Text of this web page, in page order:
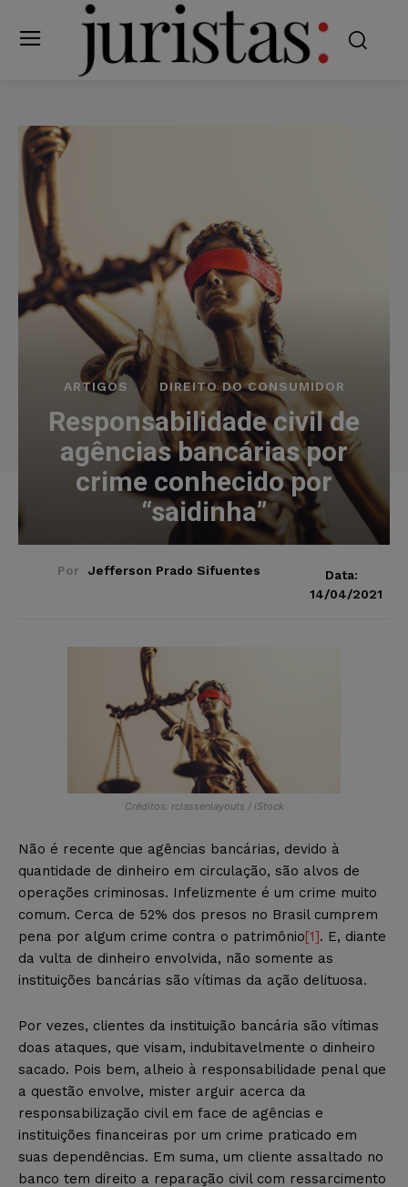
ARTIGOS DIREITO DO CONSUMIDOR
Responsabilidade civil de
agências bancárias por
crime conhecido por
“saidinha”
Por Jefferson Prado Sifuentes
Data:
14/04/2021
Créditos: rclassenlayouts / iStock
Não é recente que agências bancárias, devido à
quantidade de dinheiro em circulação, são alvos de
operações criminosas. Infelizmente é um crime muito
comum. Cerca de 52% dos presos no Brasil cumprem
pena por algum crime contra o patrimônio[1]. E, diante
da vulta de dinheiro envolvida, não somente as
instituições bancárias são vítimas da ação delituosa.
Por vezes, clientes da instituição bancária são vítimas
doas ataques, que visam, indubitavelmente o dinheiro
sacado. Pois bem, alheio à responsabilidade penal que
a questão envolve, mister arguir acerca da
responsabilização civil em face de agências e
instituições financeiras por um crime praticado em
suas dependências. Em suma, um cliente assaltado no
banco tem direito a reparação civil com ressarcimento